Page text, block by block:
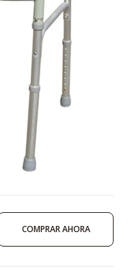
COMPRAR AHORA